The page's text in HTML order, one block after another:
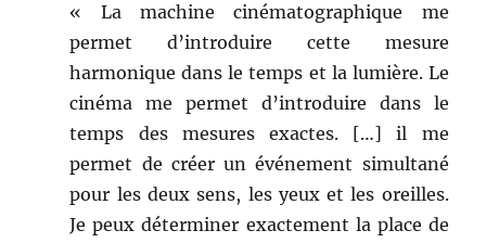
« La machine cinématographique me
permet d’introduire cette mesure
harmonique dans le temps et la lumière. Le
cinéma me permet d’introduire dans le
temps des mesures exactes. […] il me
permet de créer un événement simultané
pour les deux sens, les yeux et les oreilles.
Je peux déterminer exactement la place de